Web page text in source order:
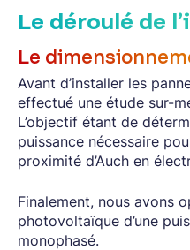
Le déroulé de
Le
Avant d’installer les
effectué une étude sur-
L’objectif étant de
puissance nécessaire
proximité d’Auch en
Finalement, nous avons
photovoltaïque d’une
monophasé.